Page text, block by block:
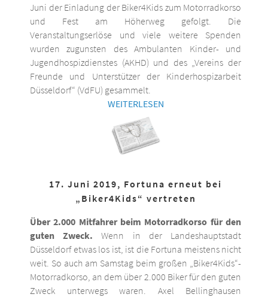
Juni der Einladung der Biker4Kids zum Motorradkorso
und Fest am Höherweg gefolgt. Die
Veranstaltungserlöse und viele weitere Spenden
wurden zugunsten des Ambulanten Kinder- und
Jugendhospizdienstes (AKHD) und des „Vereins der
Freunde und Unterstützer der Kinderhospizarbeit
Düsseldorf“ (VdFU) gesammelt.
WEITERLESEN
17. Juni 2019, Fortuna erneut bei
„Biker4Kids“ vertreten
Über 2.000 Mitfahrer beim Motorradkorso für den
guten Zweck. Wenn in der Landeshauptstadt
Düsseldorf etwas los ist, ist die Fortuna meistens nicht
weit. So auch am Samstag beim großen „Biker4Kids“-
Motorradkorso, an dem über 2.000 Biker für den guten
Zweck unterwegs waren. Axel Bellinghausen